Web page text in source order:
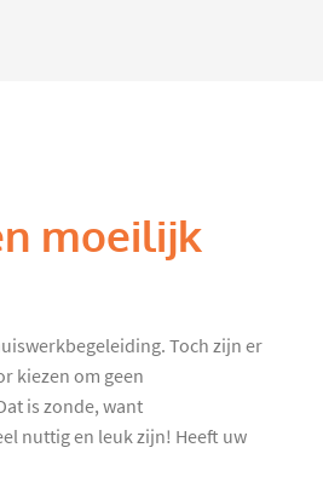
moeilijk
Toch zijn er
kiezen om geen
is zonde, want
nuttig en leuk zijn! Heeft uw